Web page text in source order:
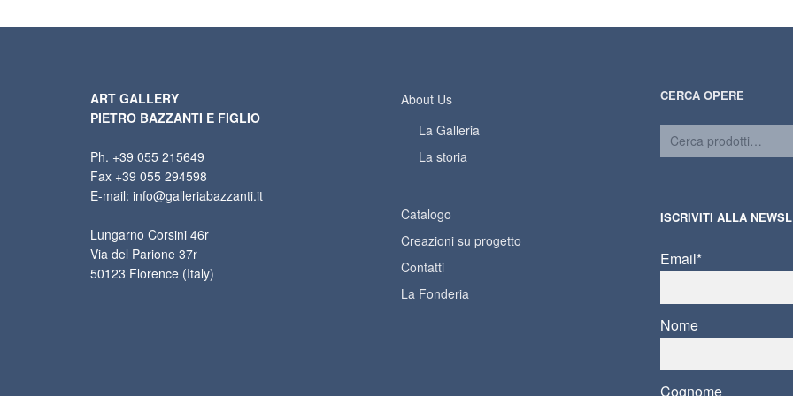
ART GALLERY
PIETRO BAZZANTI E FIGLIO
Ph. +39 055 215649
Fax +39 055 294598
E-mail: info@galleriabazzanti.it
Lungarno Corsini 46r
Via del Parione 37r
50123 Florence (Italy)
About Us
La Galleria
La storia
Catalogo
Creazioni su progetto
Contatti
La Fonderia
CERCA OPERE
ISCRIVITI ALLA
Email*
Nome
Cognome